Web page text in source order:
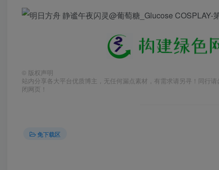
© 版权声明
站内分享各大平台优质博主，无任何漏点素材，有需求请另寻！同行
闭网页！
免下载区